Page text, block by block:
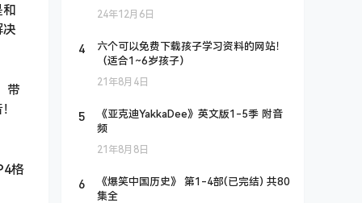
带
格
24年12月6日
4
六个可以免费下载孩子学习资料的网站！
（适合1~6岁孩子）
21年8月4日
5
《亚克迪YakkaDee》英文版1-5季 附音
频
21年8月8日
6
《爆笑中国历史》 第1-4部(已完结) 共80
集全